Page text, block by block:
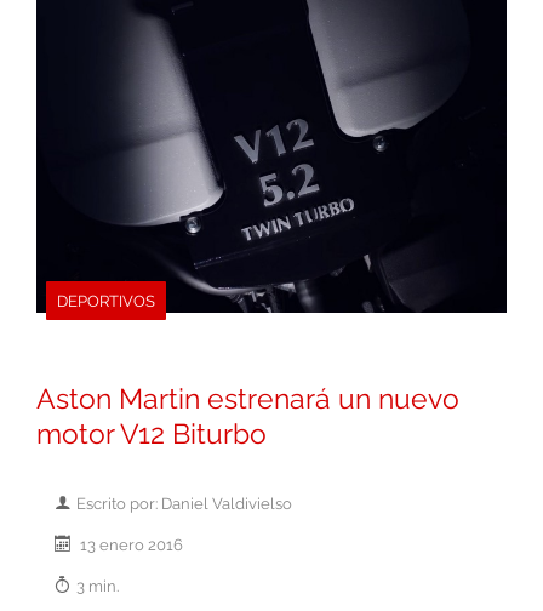
DEPORTIVOS
Aston Martin estrenará un nuevo
motor V12 Biturbo
Escrito por: Daniel Valdivielso
13 enero 2016
3 min.